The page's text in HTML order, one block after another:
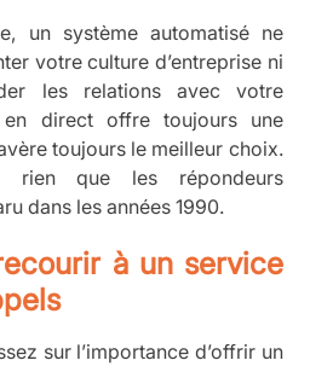
un système automatisé ne
votre culture d’entreprise ni
les relations avec votre
direct offre toujours une
toujours le meilleur choix.
rien que les répondeurs
dans les années 1990.
à un service
sur l’importance d’offrir un